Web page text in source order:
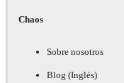
Chaos
Sobre nosotros
Blog (Inglés)